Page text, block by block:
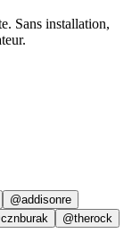
Sans installation,
@addisonre
@therock